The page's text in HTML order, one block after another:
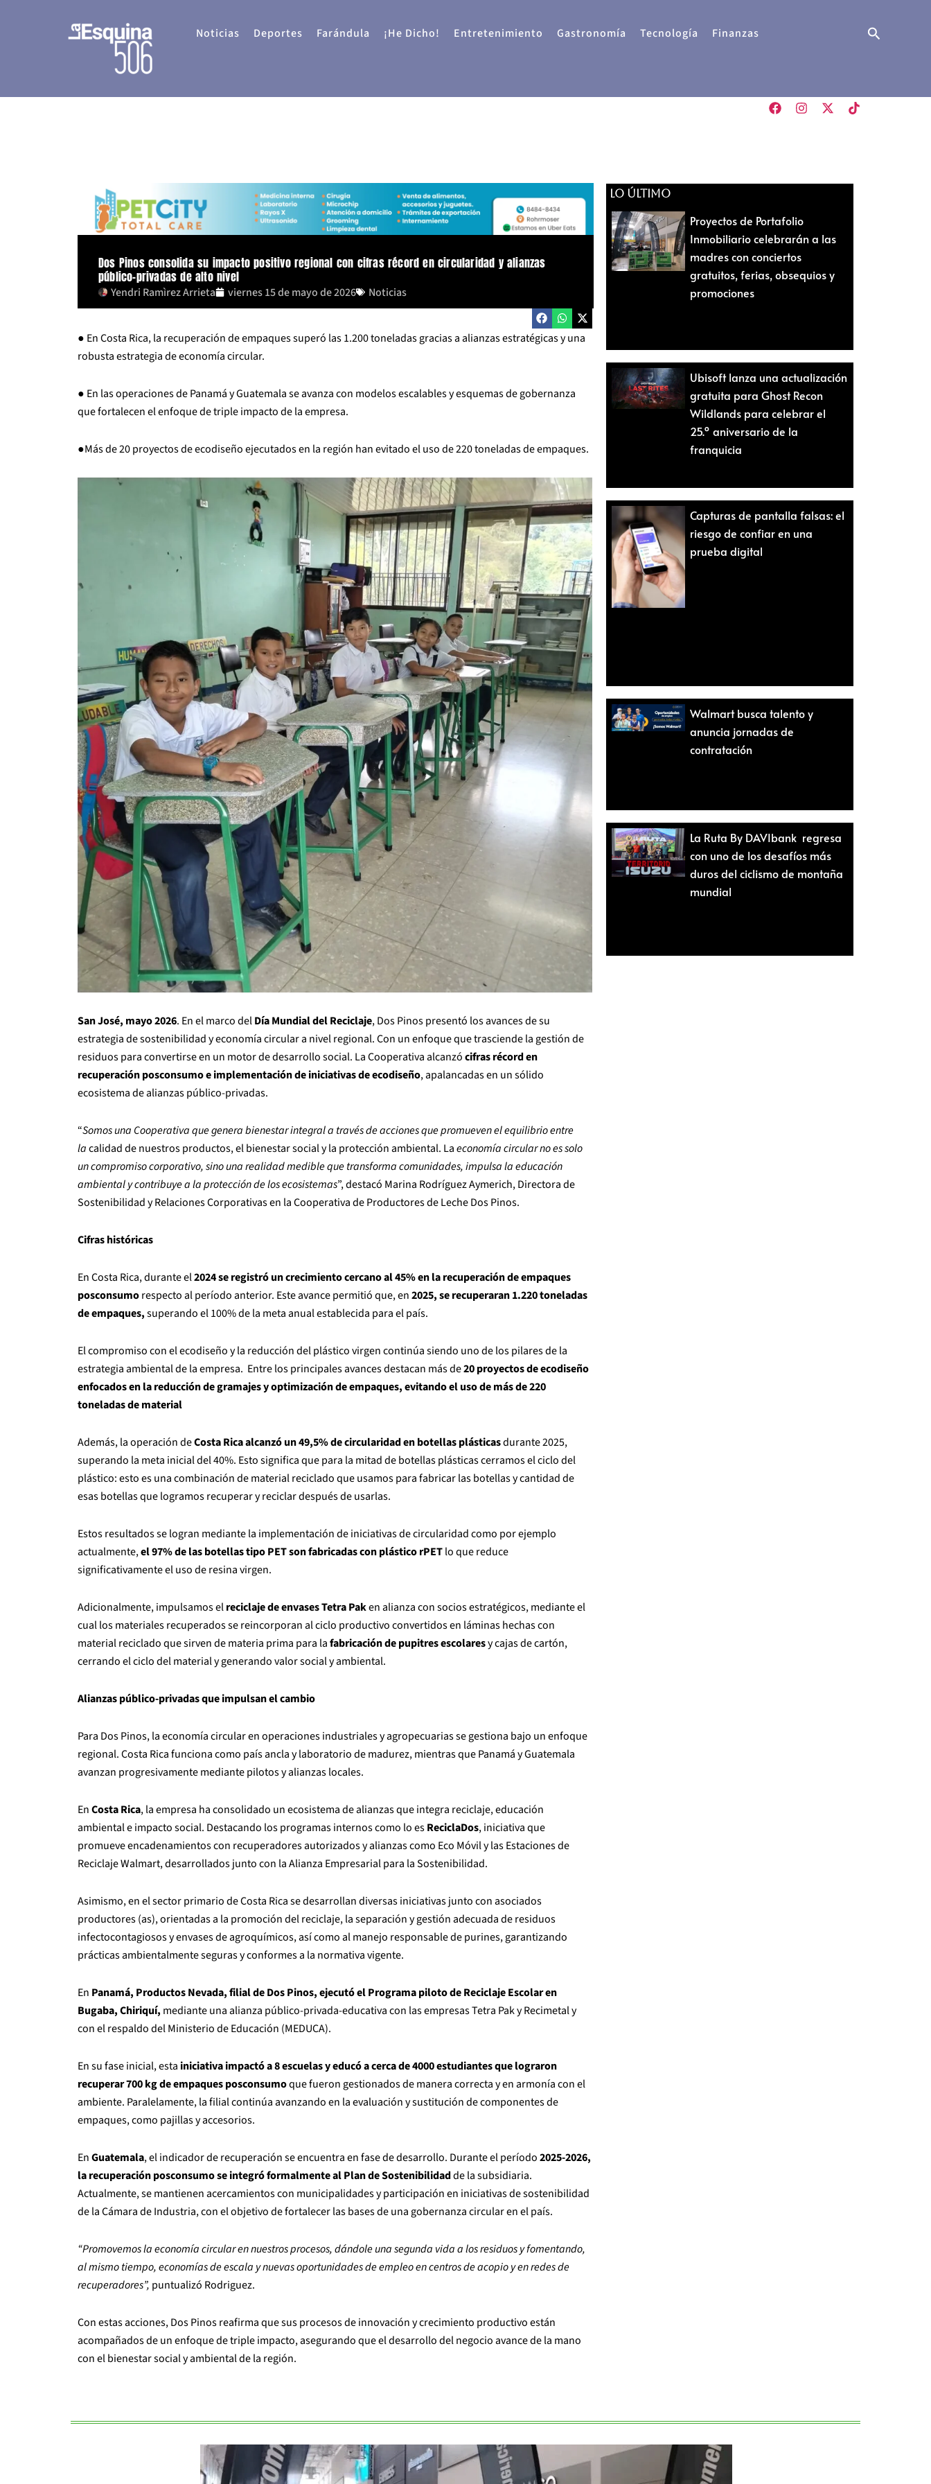
Noticias Deportes Farándula ¡He Dicho! Entretenimiento Gastronomía Tecnología Finanzas Buscar
Dos Pinos consolida su impacto positivo regional con cifras récord en circularidad y alianzas
público-privadas de alto nivel
Yendri Ramìrez Arrieta viernes 15 de mayo de 2026 Noticias
● En Costa Rica, la recuperación de empaques superó las 1.200 toneladas gracias a alianzas estratégicas y una
robusta estrategia de economía circular.
● En las operaciones de Panamá y Guatemala se avanza con modelos escalables y esquemas de gobernanza
que fortalecen el enfoque de triple impacto de la empresa.
●Más de 20 proyectos de ecodiseño ejecutados en la región han evitado el uso de 220 toneladas de empaques.
San José, mayo 2026. En el marco delDía Mundial del Reciclaje, Dos Pinos presentó los avances de su
estrategia de sostenibilidad y economía circular a nivel regional. Con un enfoque que trasciende la gestión de
residuos para convertirse en un motor de desarrollo social. La Cooperativa alcanzócifras récord en
recuperación posconsumo e implementación de iniciativas de ecodiseño, apalancadas en un sólido
ecosistema de alianzas público-privadas.
“Somos una Cooperativa que genera bienestar integral a través de acciones que promueven el equilibrio entre
lacalidad de nuestros productos, el bienestar social y la protección ambiental. Laeconomía circular no es solo
un compromiso corporativo, sino una realidad medible que transforma comunidades, impulsa la educación
ambiental y contribuye a la protección de los ecosistemas”, destacó Marina Rodríguez Aymerich, Directora de
Sostenibilidad y Relaciones Corporativas en la Cooperativa de Productores de Leche Dos Pinos.
Cifras históricas
En Costa Rica, durante el2024 se registró un crecimiento cercano al 45% en la recuperación de empaques
posconsumorespecto al período anterior. Este avance permitió que, en2025, se recuperaran 1.220 toneladas
de empaques,superando el 100% de la meta anual establecida para el país.
El compromiso con el ecodiseño y la reducción del plástico virgen continúa siendo uno de los pilares de la
estrategia ambiental de la empresa. Entre los principales avances destacan más de20 proyectos de ecodiseño
enfocados en la reducción de gramajes y optimización de empaques, evitando el uso de más de 220
toneladas de material
Además, la operación deCosta Rica alcanzó un 49,5% de circularidad en botellas plásticasdurante 2025,
superando la meta inicial del 40%. Esto significa que para la mitad de botellas plásticas cerramos el ciclo del
plástico: esto es una combinación de material reciclado que usamos para fabricar las botellas y cantidad de
esas botellas que logramos recuperar y reciclar después de usarlas.
Estos resultados se logran mediante la implementación de iniciativas de circularidad como por ejemplo
actualmente,el 97% de las botellas tipo PET son fabricadas con plástico rPETlo que reduce
significativamente el uso de resina virgen.
Adicionalmente, impulsamos elreciclaje de envases Tetra Paken alianza con socios estratégicos, mediante el
cual los materiales recuperados se reincorporan al ciclo productivo convertidos en láminas hechas con
material reciclado que sirven de materia prima para lafabricación de pupitres escolaresy cajas de cartón,
cerrando el ciclo del material y generando valor social y ambiental.
Alianzas público-privadas que impulsan el cambio
Para Dos Pinos, la economía circular en operaciones industriales y agropecuarias se gestiona bajo un enfoque
regional. Costa Rica funciona como país ancla y laboratorio de madurez, mientras que Panamá y Guatemala
avanzan progresivamente mediante pilotos y alianzas locales.
EnCosta Rica, la empresa ha consolidado un ecosistema de alianzas que integra reciclaje, educación
ambiental e impacto social. Destacando los programas internos como lo esReciclaDos, iniciativa que
promueve encadenamientos con recuperadores autorizados y alianzas como Eco Móvil y las Estaciones de
Reciclaje Walmart, desarrollados junto con la Alianza Empresarial para la Sostenibilidad.
Asimismo, en el sector primario de Costa Rica se desarrollan diversas iniciativas junto con asociados
productores (as), orientadas a la promoción del reciclaje, la separación y gestión adecuada de residuos
infectocontagiosos y envases de agroquímicos, así como al manejo responsable de purines, garantizando
prácticas ambientalmente seguras y conformes a la normativa vigente.
En Panamá, Productos Nevada, filial de Dos Pinos, ejecutó el Programa piloto de Reciclaje Escolar en
Bugaba, Chiriquí, mediante una alianza público-privada-educativa con las empresas Tetra Pak y Recimetal y
con el respaldo del Ministerio de Educación (MEDUCA).
En su fase inicial, esta iniciativa impactó a 8 escuelas y educó a cerca de 4000 estudiantes que lograron
recuperar 700 kg de empaques posconsumoque fueron gestionados de manera correcta y en armonía con el
ambiente. Paralelamente, la filial continúa avanzando en la evaluación y sustitución de componentes de
empaques, como pajillas y accesorios.
EnGuatemala, el indicador de recuperación se encuentra en fase de desarrollo. Durante el período2025-2026,
la recuperación posconsumo se integró formalmente al Plan de Sostenibilidadde la subsidiaria.
Actualmente, se mantienen acercamientos con municipalidades y participación en iniciativas de sostenibilidad
de la Cámara de Industria, con el objetivo de fortalecer las bases de una gobernanza circular en el país.
“Promovemos la economía circular en nuestros procesos, dándole una segunda vida a los residuos y fomentando,
al mismo tiempo, economías de escala y nuevas oportunidades de empleo en centros de acopio y en redes de
recuperadores”, puntualizó Rodriguez.
Con estas acciones, Dos Pinos reafirma que sus procesos de innovación y crecimiento productivo están
acompañados de un enfoque de triple impacto, asegurando que el desarrollo del negocio avance de la mano
con el bienestar social y ambiental de la región.
LO ÚLTIMO
Proyectos de Portafolio
Inmobiliario celebrarán a las
madres con conciertos
gratuitos, ferias, obsequios y
promociones
Ubisoft lanza una actualización
gratuita para Ghost Recon
Wildlands para celebrar el
25.º aniversario de la
franquicia
Capturas de pantalla falsas: el
riesgo de confiar en una
prueba digital
Walmart busca talento y
anuncia jornadas de
contratación
La Ruta By DAVIbank regresa
con uno de los desafíos más
duros del ciclismo de montaña
mundial